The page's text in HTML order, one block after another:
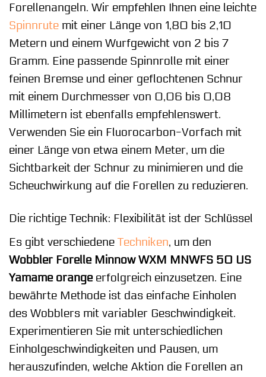
Forellenangeln. Wir empfehlen Ihnen eine leichte
Spinnrute mit einer Länge von 1,80 bis 2,10
Metern und einem Wurfgewicht von 2 bis 7
Gramm. Eine passende Spinnrolle mit einer
feinen Bremse und einer geflochtenen Schnur
mit einem Durchmesser von 0,06 bis 0,08
Millimetern ist ebenfalls empfehlenswert.
Verwenden Sie ein Fluorocarbon-Vorfach mit
einer Länge von etwa einem Meter, um die
Sichtbarkeit der Schnur zu minimieren und die
Scheuchwirkung auf die Forellen zu reduzieren.
Die richtige Technik: Flexibilität ist der Schlüssel
Es gibt verschiedene Techniken, um den
Wobbler Forelle Minnow WXM MNWFS 50 US
Yamame orangeerfolgreich einzusetzen. Eine
bewährte Methode ist das einfache Einholen
des Wobblers mit variabler Geschwindigkeit.
Experimentieren Sie mit unterschiedlichen
Einholgeschwindigkeiten und Pausen, um
herauszufinden, welche Aktion die Forellen an